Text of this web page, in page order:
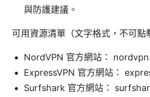
與防護建議。
可用資源清單（文字格式，不可點
NordVPN 官方網站：
ExpressVPN 官方網站：
Surfshark 官方網站：